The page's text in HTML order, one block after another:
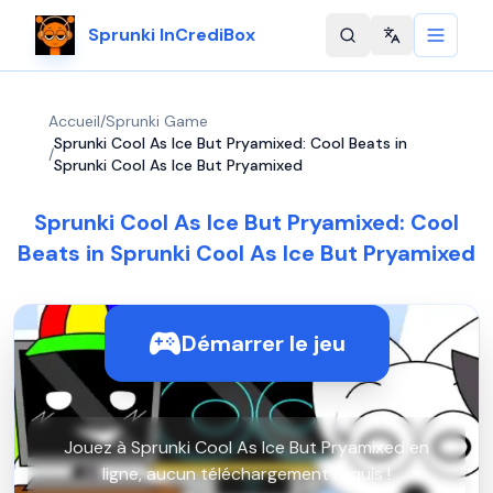
Sprunki InCrediBox Change
Accueil/Sprunki Game
/
Sprunki Cool As Ice But Pryamixed: Cool Beats in
Sprunki Cool As Ice But Pryamixed
Sprunki Cool As Ice But Pryamixed: Cool
Beats in Sprunki Cool As Ice But Pryamixed
Démarrer le jeu
Jouez à Sprunki Cool As Ice But Pryamixed en
ligne, aucun téléchargement requis !